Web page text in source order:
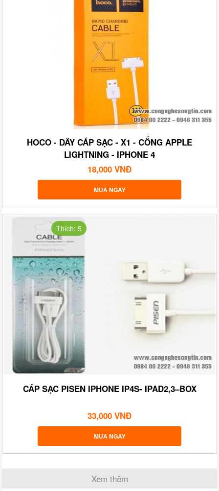
HOCO - DÂY CÁP SẠC - X1 - CỔNG APPLE
LIGHTNING - IPHONE 4
18,000 VNĐ
MUA NGAY
Thích: 5
CÁP SẠC PISEN IPHONE IP4S- IPAD2,3–BOX
33,000 VNĐ
MUA NGAY
Xem thêm